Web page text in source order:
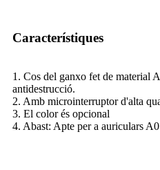
Característiques
1. Cos del ganxo fet de material
antidestrucció.
2. Amb microinterruptor d'alta
3. El color és opcional
4. Abast: Apte per a auriculars